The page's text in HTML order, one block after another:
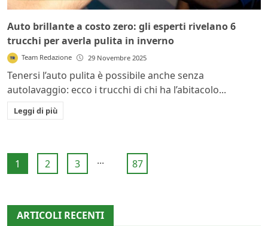
Auto brillante a costo zero: gli esperti rivelano 6
trucchi per averla pulita in inverno
Team Redazione 29 Novembre 2025
Tenersi l’auto pulita è possibile anche senza
autolavaggio: ecco i trucchi di chi ha l’abitacolo...
Leggi di più
1 2 3 ... 87
ARTICOLI RECENTI